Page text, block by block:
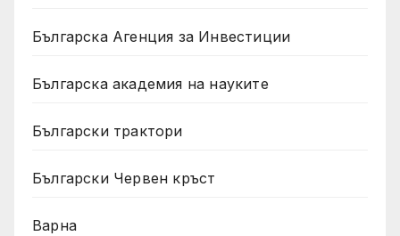
Българска Агенция за Инвестиции
Българска академия на науките
Български трактори
Български Червен кръст
Варна